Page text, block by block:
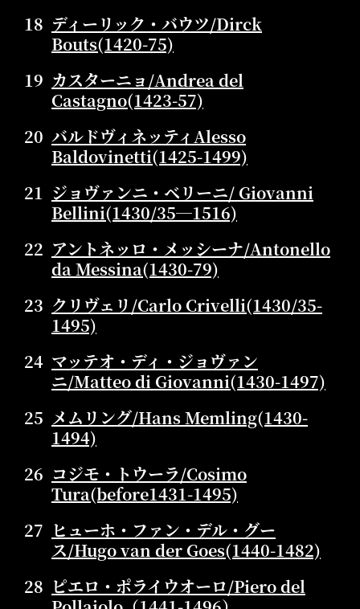
18 ディーリック・バウツ/Dirck
Bouts(1420-75)
19 カスターニョ/Andrea del
Castagno(1423-57)
20 バルドヴィネッティAlesso
Baldovinetti(1425-1499)
21 ジョヴァンニ・ベリーニ/ Giovanni
Bellini(1430/35―1516)
22 アントネッロ・メッシーナ/Antonello
da Messina(1430-79)
23 クリヴェリ/Carlo Crivelli(1430/35-
1495)
24 マッテオ・ディ・ジョヴァン
ニ/Matteo di Giovanni(1430-1497)
25 メムリング/Hans Memling(1430-
1494)
26 コジモ・トウーラ/Cosimo
Tura(before1431-1495)
27 ヒューホ・ファン・デル・グー
ス/Hugo van der Goes(1440-1482)
28 ピエロ・ポライウオーロ/Piero del